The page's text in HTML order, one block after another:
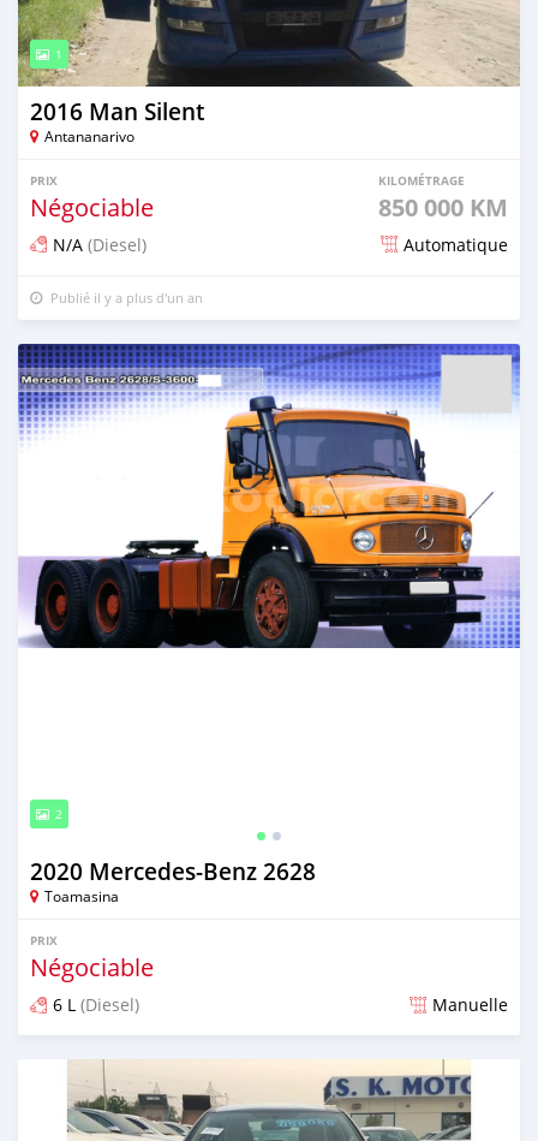
1
2016 Man Silent
Antananarivo
PRIX
Négociable
KILOMÉTRAGE
850 000 KM
N/A (Diesel) Automatique
Publié il y a plus d'un an
2
2020 Mercedes‒Benz 2628
Toamasina
PRIX
Négociable
6 L (Diesel) Manuelle
Publié il y a plus de 5 ans